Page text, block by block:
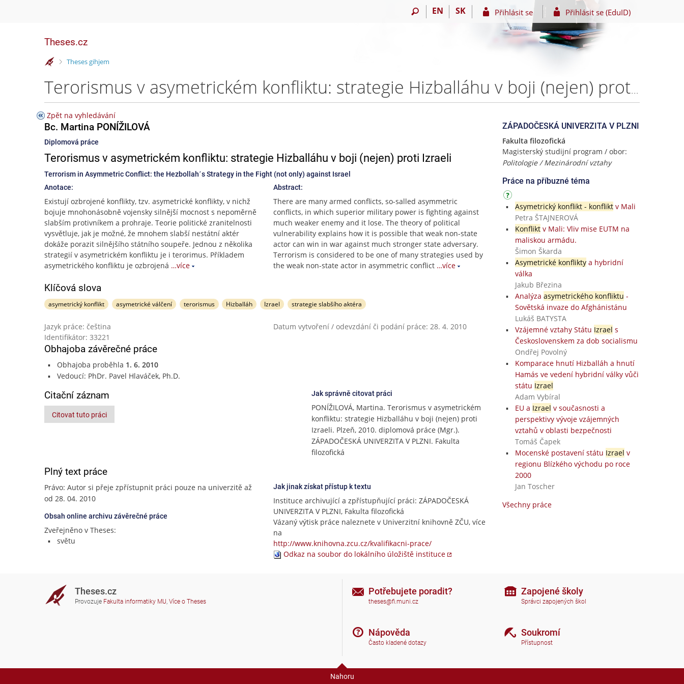
EN SK Přihlásit se Přihlásit se (EduID)
Theses.cz
>
Theses gihjem
Terorismus v asymetrickém konfliktu: strategie Hizballáhu v boji (nejen) proti Izraeli – Bc. Martina PONÍŽILOVÁ
Zpět na vyhledávání
Bc. Martina PONÍŽILOVÁ
Diplomová práce
Terorismus v asymetrickém konfliktu: strategie Hizballáhu v boji (nejen) proti Izraeli
Terrorism in Asymmetric Conflict: the Hezbollah´s Strategy in the Fight (not only) against Israel
Anotace:
Existují ozbrojené konflikty, tzv. asymetrické konflikty, v nichž
bojuje mnohonásobně vojensky silnější mocnost s nepoměrně
slabším protivníkem a prohraje. Teorie politické zranitelnosti
vysvětluje, jak je možné, že mnohem slabší nestátní aktér
dokáže porazit silnějšího státního soupeře. Jednou z několika
strategií v asymetrickém konfliktu je i terorimus. Příkladem
asymetrického konfliktu je ozbrojená …více
Abstract:
There are many armed conflicts, so-salled asymmetric
conflicts, in which superior military power is fighting against
much weaker enemy and it lose. The theory of political
vulnerability explains how it is possible that weak non-state
actor can win in war against much stronger state adversary.
Terrorism is considered to be one of many strategies used by
the weak non-state actor in asymmetric conflict …více
Klíčová slova
asymetrický konflikt asymetrické válčení terorismus Hizballáh Izrael strategie slabšího aktéra
Jazyk práce: čeština
Datum vytvoření / odevzdání či podání práce: 28. 4. 2010
Identifikátor: 33221
Obhajoba závěrečné práce
Obhajoba proběhla 1. 6. 2010
Vedoucí: PhDr. Pavel Hlaváček, Ph.D.
Citační záznam
Citovat tuto práci
Jak správně citovat práci
PONÍŽILOVÁ, Martina. Terorismus v asymetrickém
konfliktu: strategie Hizballáhu v boji (nejen) proti
Izraeli. Plzeň, 2010. diplomová práce (Mgr.).
ZÁPADOČESKÁ UNIVERZITA V PLZNI. Fakulta
filozofická
Plný text práce
Právo: Autor si přeje zpřístupnit práci pouze na univerzitě až
od 28. 04. 2010
Obsah online archivu závěrečné práce
Zveřejněno v Theses:
světu
Jak jinak získat přístup k textu
Instituce archivující a zpřístupňující práci: ZÁPADOČESKÁ
UNIVERZITA V PLZNI, Fakulta filozofická
Vázaný výtisk práce naleznete v Univerzitní knihovně ZČU, více
na
http://www.knihovna.zcu.cz/kvalifikacni-prace/
Odkaz na soubor do lokálního úložiště instituce
ZÁPADOČESKÁ UNIVERZITA V PLZNI
Fakulta filozofická
Magisterský studijní program / obor:
Politologie / Mezinárodní vztahy
Práce na příbuzné téma
Asymetrický konflikt - konfliktv Mali
Petra ŠTAJNEROVÁ
Konfliktv Mali: Vliv mise EUTM na
maliskou armádu.
Šimon Škarda
Asymetrické konfliktya hybridní
válka
Jakub Březina
Analýza asymetrického konfliktu -
Sovětská invaze do Afghánistánu
Lukáš BATYSTA
Vzájemné vztahy Státu Izrael s
Československem za dob socialismu
Ondřej Povolný
Komparace hnutí Hizballáh a hnutí
Hamás ve vedení hybridní války vůči
státu Izrael
Adam Vybíral
EU a Izrael v současnosti a
perspektivy vývoje vzájemných
vztahů v oblasti bezpečnosti
Tomáš Čapek
Mocenské postavení státu Izrael v
regionu Blízkého východu po roce
2000
Jan Toscher
Všechny práce
Theses.cz
Provozuje Fakulta informatiky MU, Více o Theses
Potřebujete poradit?
theses@fi.muni.cz
Nápověda
Často kladené dotazy
Zapojené školy
Správci zapojených škol
Soukromí
Přístupnost
Nahoru